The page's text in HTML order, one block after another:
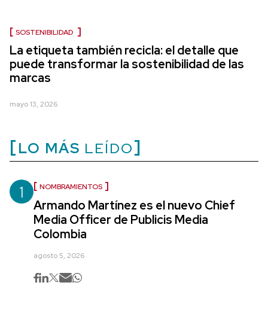
SOSTENIBILIDAD
La etiqueta también recicla: el detalle que
puede transformar la sostenibilidad de las
marcas
mayo 13, 2026
LO MÁS LEÍDO
1 NOMBRAMIENTOS
Armando Martínez es el nuevo Chief
Media Officer de Publicis Media
Colombia
agosto 5, 2026